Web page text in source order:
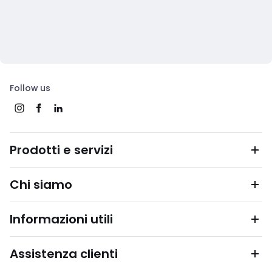
Follow us
Prodotti e servizi
Chi siamo
Informazioni utili
Assistenza clienti